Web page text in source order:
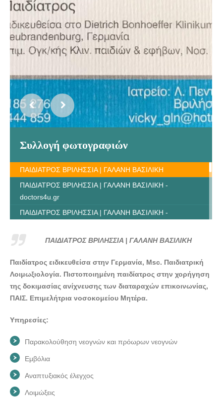
Συλλογή φωτογραφιών
ΠΑΙΔΙΑΤΡΟΣ ΒΡΙΛΗΣΣΙΑ | ΓΑΛΑΝΗ ΒΑΣΙΛΙΚΗ
ΠΑΙΔΙΑΤΡΟΣ ΒΡΙΛΗΣΣΙΑ | ΓΑΛΑΝΗ ΒΑΣΙΛΙΚΗ -
doctors4u.gr
ΠΑΙΔΙΑΤΡΟΣ ΒΡΙΛΗΣΣΙΑ | ΓΑΛΑΝΗ ΒΑΣΙΛΙΚΗ -
ΠΑΙΔΙΑΤΡΟΣ ΒΡΙΛΗΣΣΙΑ | ΓΑΛΑΝΗ ΒΑΣΙΛΙΚΗ -
ΠΑΙΔΙΑΤΡΟΣ ΒΡΙΛΗΣΣΙΑ | ΓΑΛΑΝΗ ΒΑΣΙΛΙΚΗ -
doctors4u.gr
ΠΑΙΔΙΑΤΡΟΣ ΒΡΙΛΗΣΣΙΑ | ΓΑΛΑΝΗ ΒΑΣΙΛΙΚΗ -
ΠΑΙΔΙΑΤΡΟΣ ΒΡΙΛΗΣΣΙΑ | ΓΑΛΑΝΗ ΒΑΣΙΛΙΚΗ -
doctors4u.gr
ΠΑΙΔΙΑΤΡΟΣ ΒΡΙΛΗΣΣΙΑ | ΓΑΛΑΝΗ ΒΑΣΙΛΙΚΗ -
doctors4u.gr
ΠΑΙΔΙΑΤΡΟΣ ΒΡΙΛΗΣΣΙΑ | ΓΑΛΑΝΗ ΒΑΣΙΛΙΚΗ
Παιδίατρος ειδικευθείσα στην Γερμανία, Msc. Παιδιατρική
Λοιμωξιολογία. Πιστοποιημένη παιδίατρος στην χορήγηση
της δοκιμασίας ανίχνευσης των διαταραχών επικοινωνίας,
ΠΑΙΣ. Επιμελήτρια νοσοκομείου Μητέρα.
Υπηρεσίες:
Παρακολούθηση νεογνών και πρόωρων νεογνών
Εμβόλια
Αναπτυξιακός έλεγχος
Λοιμώξεις